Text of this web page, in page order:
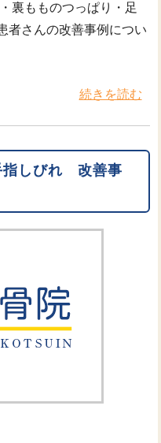
もものつっぱり・足
者さんの改善事例につい
続きを読む
指しびれ 改善事